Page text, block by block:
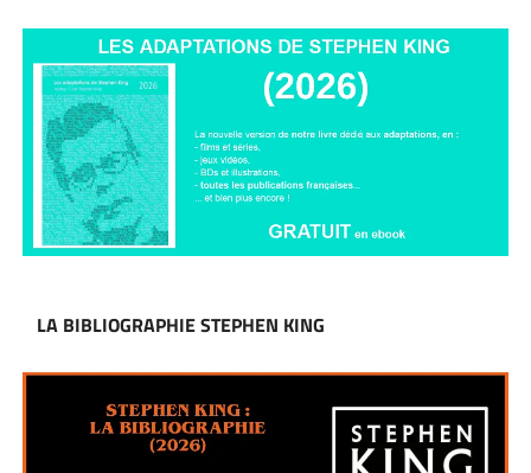
LA BIBLIOGRAPHIE STEPHEN KING